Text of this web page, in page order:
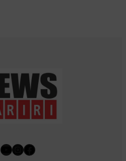
Youtube
Instagram
Facebook